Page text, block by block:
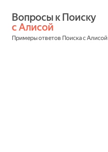
с Алисой
Примеры ответов Поиска с Алисой